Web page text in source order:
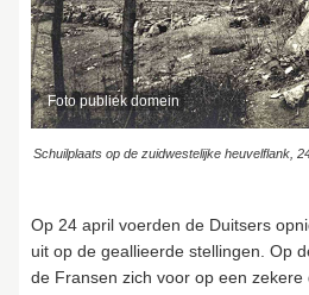
Foto publiek domein
Schuilplaats op de zuidwestelijke heuvelflank,
Op 24 april voerden de Duitsers
uit op de geallieerde stellingen. Op
de Fransen zich voor op een zekere